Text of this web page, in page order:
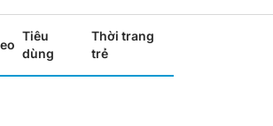
Tiêu
dùng
Thời trang
trẻ